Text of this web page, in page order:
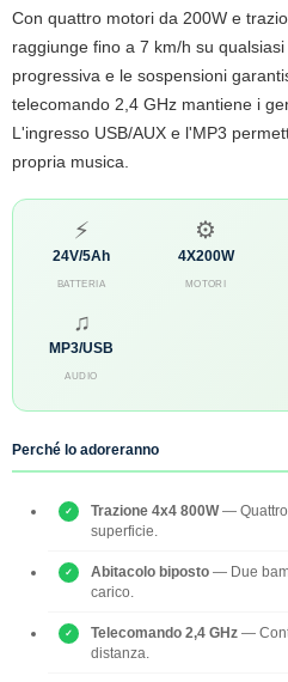
Con quattro motori da 200W e
raggiunge fino a 7 km/h su
progressiva e le sospensioni
telecomando 2,4 GHz mantiene i
L'ingresso USB/AUX e l'MP3
propria musica.
⚡
24V/5Ah
BATTERIA
⚙
4X200W
MOTORI
♫
MP3/USB
AUDIO
Perché lo adoreranno
Trazione 4x4 800W— Quattro
superficie.
Abitacolo biposto — Due
carico.
Telecomando 2,4 GHz —
distanza.